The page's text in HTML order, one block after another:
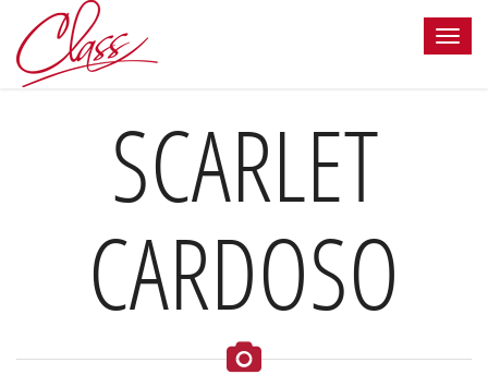
SCARLET
CARDOSO